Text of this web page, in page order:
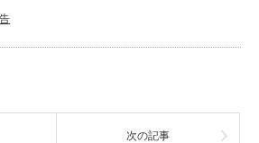
次の記事